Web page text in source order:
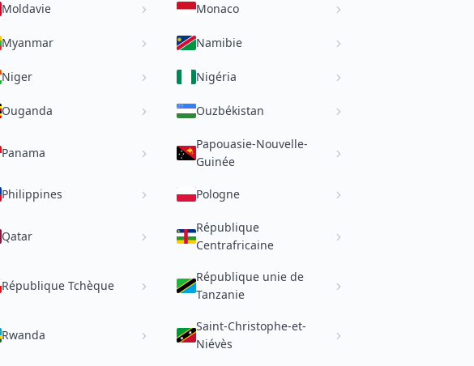
Moldavie Monaco
Myanmar Namibie
Niger Nigéria
Ouganda Ouzbékistan
Panama
Papouasie-Nouvelle-
Guinée
Philippines Pologne
Qatar
République
Centrafricaine
République Tchèque
République unie de
Tanzanie
Rwanda
Saint-Christophe-et-
Niévès